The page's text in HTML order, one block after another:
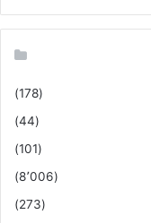
(178)
(44)
(101)
(8٬006)
(273)